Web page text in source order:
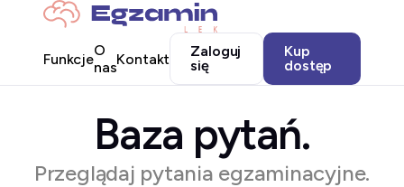
FunkcjeO
nasKontakt
Zaloguj
się
Kup
dostęp
Baza pytań.
Przeglądaj pytania egzaminacyjne.